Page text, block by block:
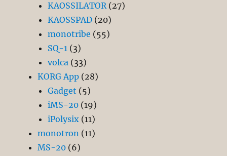
KAOSSILATOR(27)
KAOSSPAD (20)
monotribe (55)
SQ-1 (3)
volca (33)
KORG App (28)
Gadget (5)
iMS-20 (19)
iPolysix (11)
monotron (11)
MS-20 (6)